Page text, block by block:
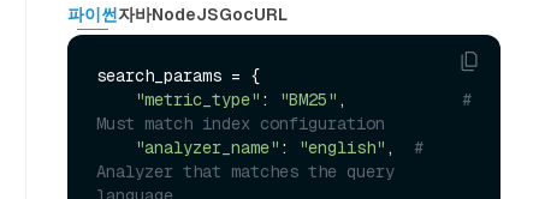
파이썬자바NodeJSGocURL
search_params = {
"metric_type" : "BM25" , #
Must match index configuration
"analyzer_name" : "english" , #
Analyzer that matches the query